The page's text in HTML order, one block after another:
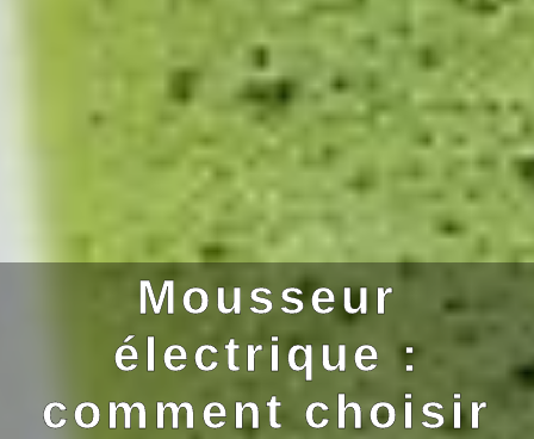
Mousseur
électrique :
comment choisir